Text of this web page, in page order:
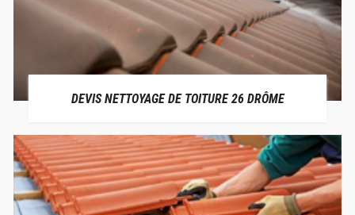
DEVIS NETTOYAGE DE TOITURE 26 DRÔME